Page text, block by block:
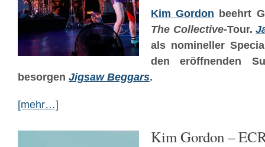
Kim Gordon beehrt
The Collective-Tour.
als nomineller
den eröffnenden
besorgen Jigsaw Beggars.
[mehr…]
Kim Gordon –